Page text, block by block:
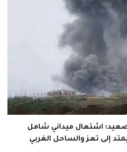
اشتعال ميداني شامل
إلى تعز والساحل الغربي